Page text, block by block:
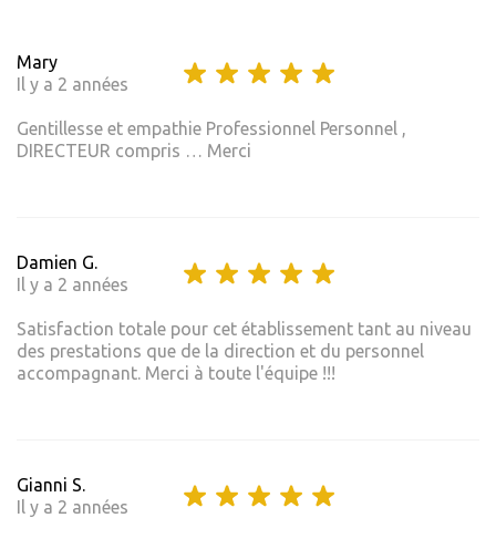
Mary
Il y a 2 années
Gentillesse et empathie Professionnel Personnel ,
DIRECTEUR compris … Merci
Damien G.
Il y a 2 années
Satisfaction totale pour cet établissement tant au niveau
des prestations que de la direction et du personnel
accompagnant. Merci à toute l'équipe !!!
Gianni S.
Il y a 2 années